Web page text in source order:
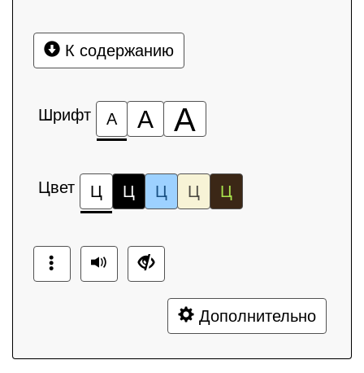
К содержанию
Шрифт А А А
Цвет Ц Ц Ц Ц Ц
Дополнительно